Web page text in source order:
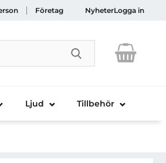
Företag NyheterLogga in
Genomför
Ljud Tillbehör